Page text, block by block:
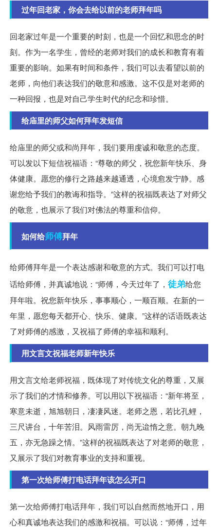
过年回老家，你会去给以前的老师拜年吗
回老家过年是一个重要的时刻，也是一个回忆和思念的时
刻。作为一名学生，曾经的老师对我们的成长和教育有着
重要的影响。如果有时间和条件，我们可以去看望以前的
老师，向他们表达我们的敬意和感激。这不仅是对老师的
一种回报，也是对自己学生时代的纪念和珍惜。
给庙里的师父如何拜年发短信
给庙里的师父或和尚拜年，我们要用虔诚和敬意的态度。
可以发以下短信祝福语：“尊敬的师父，祝您新年快乐、身
体健康。愿您的修行之路越来越通透，心境愈发宁静。感
谢您给予我们的教诲和指导。”这样的祝福既表达了对师父
的敬意，也展示了我们对佛法的尊重和信仰。
如何给师傅拜年
给师傅拜年是一个表达感谢和敬意的方式。我们可以打电
话给师傅，并真诚地说：“师傅，今天过年了， 徒弟给您
拜年啦。祝您新年快乐，事事顺心，一顺百顺。在新的一
年里，愿您每天都开心、快乐、健康。”这样的话语既表达
了对师傅的感激，又祝福了师傅的幸福和顺利。
用文言文祝福老师新年快乐
用文言文给老师祝福，既体现了对传统文化的尊重，又展
示了我们的才情和修养。可以用以下祝福语：“新年将至，
寒意未逝，旭旭朝日，凄凄风迷。老师之恩，若比孔鲤，
三尺讲台，十年苦泪。风雨雷厉，尚无迨惰之意。朝九晚
五，亦无急躁之情。”这样的祝福既表达了对老师的敬意，
又展示了我们对教育事业的支持和重视。
第一次给师傅打电话拜年该怎么开口
第一次给师傅打电话拜年，我们可以自然而然地开口，用
心和真诚地表达我们的感激和祝福。可以说：“师傅，过年